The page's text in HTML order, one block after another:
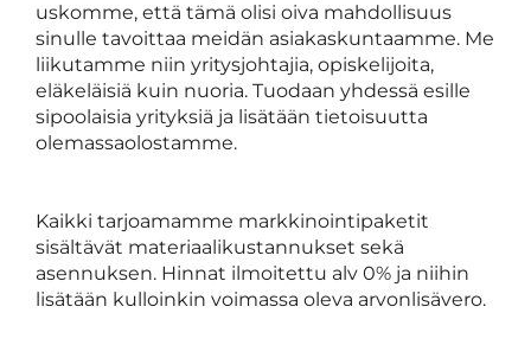
uskomme, että tämä olisi oiva mahdollisuus
sinulle tavoittaa meidän asiakaskuntaamme. Me
liikutamme niin yritysjohtajia, opiskelijoita,
eläkeläisiä kuin nuoria. Tuodaan yhdessä esille
sipoolaisia yrityksiä ja lisätään tietoisuutta
olemassaolostamme.
Kaikki tarjoamamme markkinointipaketit
sisältävät materiaalikustannukset sekä
asennuksen. Hinnat ilmoitettu alv 0% ja niihin
lisätään kulloinkin voimassa oleva arvonlisävero.